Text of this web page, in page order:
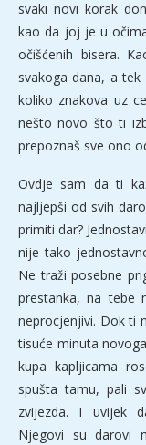
svaki novi korak
kao da joj je u
očišćenih bisera.
svakoga dana, a
koliko znakova uz
nešto novo što ti
prepoznaš sve ono
Ovdje sam da ti
najljepši od svih
primiti dar?
nije tako
Ne traži posebne
prestanka, na tebe
neprocjenjivi. Dok ti
tisuće minuta
kupa kapljicama
spušta tamu, pali
zvijezda. I uvijek
Njegovi su darovi